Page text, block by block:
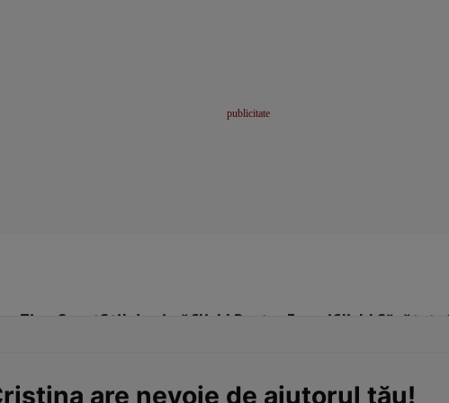
Time SportStil de viațăClick! Pentru FemeiClick! Sănătate
are nevoie de ajutorul tău!